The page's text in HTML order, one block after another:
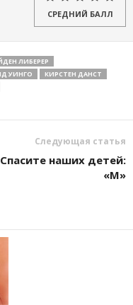
СРЕДНИЙ БАЛЛ
ЛИБЕРЕР
УИНГО
КИРСТЕН ДАНСТ
Следующая статья
Спасите наших детей:
«М»